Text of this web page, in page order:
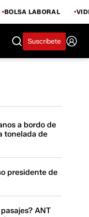
BOLSA LABORAL
Suscríbete
a bordo de
tonelada de
presidente de
ANT